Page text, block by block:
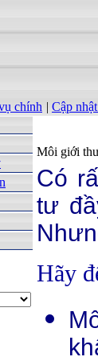
chính | Cập
Môi giới
Có
tư
Hãy